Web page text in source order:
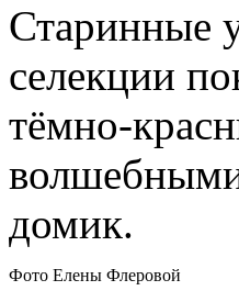
Старинные
селекции
тёмно-
домик.
Фото Елены Флеровой